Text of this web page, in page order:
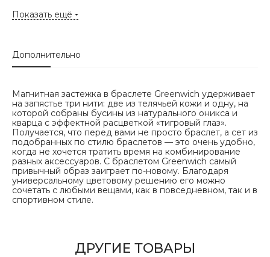
Показать ещё
Дополнительно
Магнитная застежка в браслете Greenwich удерживает
на запястье три нити: две из телячьей кожи и одну, на
которой собраны бусины из натурального оникса и
кварца с эффектной расцветкой «тигровый глаз».
Получается, что перед вами не просто браслет, а сет из
подобранных по стилю браслетов — это очень удобно,
когда не хочется тратить время на комбинирование
разных аксессуаров. С браслетом Greenwich самый
привычный образ заиграет по-новому. Благодаря
универсальному цветовому решению его можно
сочетать с любыми вещами, как в повседневном, так и в
спортивном стиле.
ДРУГИЕ ТОВАРЫ